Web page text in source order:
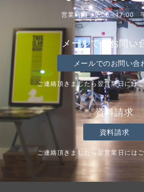
営業時間：9:00～17:00
メールでのお問い
メールでのお問い合
ご連絡頂きましたら翌営業日には
資料請求
資料請求
ご連絡頂きましたら翌営業日には